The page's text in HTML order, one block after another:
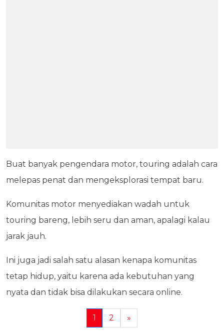
Buat banyak pengendara motor, touring adalah cara
melepas penat dan mengeksplorasi tempat baru.
Komunitas motor menyediakan wadah untuk
touring bareng, lebih seru dan aman, apalagi kalau
jarak jauh.
Ini juga jadi salah satu alasan kenapa komunitas
tetap hidup, yaitu karena ada kebutuhan yang
nyata dan tidak bisa dilakukan secara online.
1 2 »